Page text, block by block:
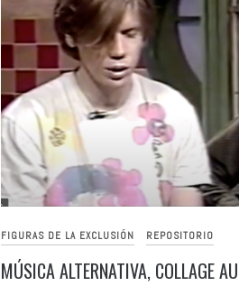
FIGURAS DE LA EXCLUSIÓN REPOSITORIO
MÚSICA ALTERNATIVA, COLLAGE